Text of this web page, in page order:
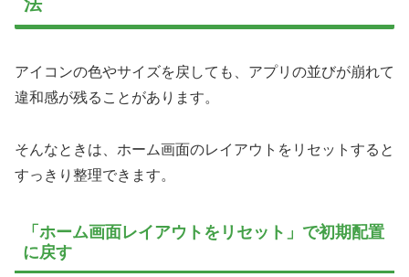
アイコンの色やサイズを戻しても、アプリの並びが崩れて
違和感が残ることがあります。
そんなときは、ホーム画面のレイアウトをリセットすると
すっきり整理できます。
「ホーム画面レイアウトをリセット」で初期配置
に戻す